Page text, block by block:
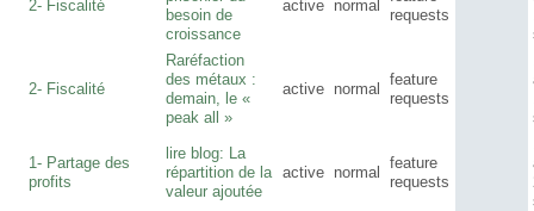
2- Fiscalité
besoin de
croissance
active normal
requests
2- Fiscalité
Raréfaction
des métaux :
demain, le «
peak all »
active normal
feature
requests
1- Partage des
profits
lire blog: La
répartition de la
valeur ajoutée
active normal
feature
requests